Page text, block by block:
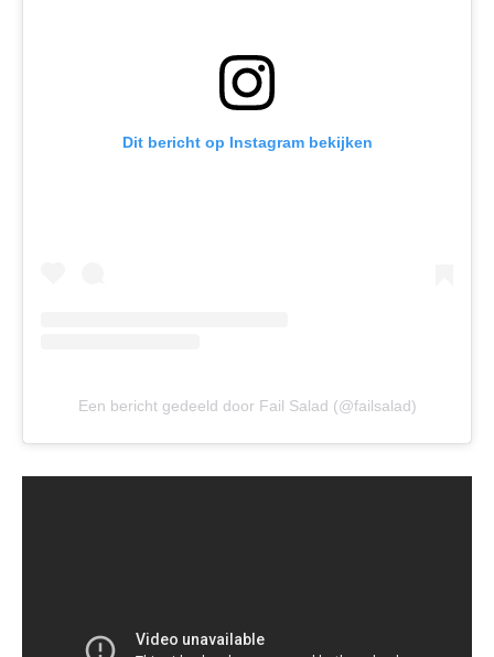
Dit bericht op Instagram bekijken
Een bericht gedeeld door Fail Salad (@failsalad)